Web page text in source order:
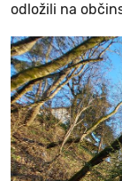
odložili na